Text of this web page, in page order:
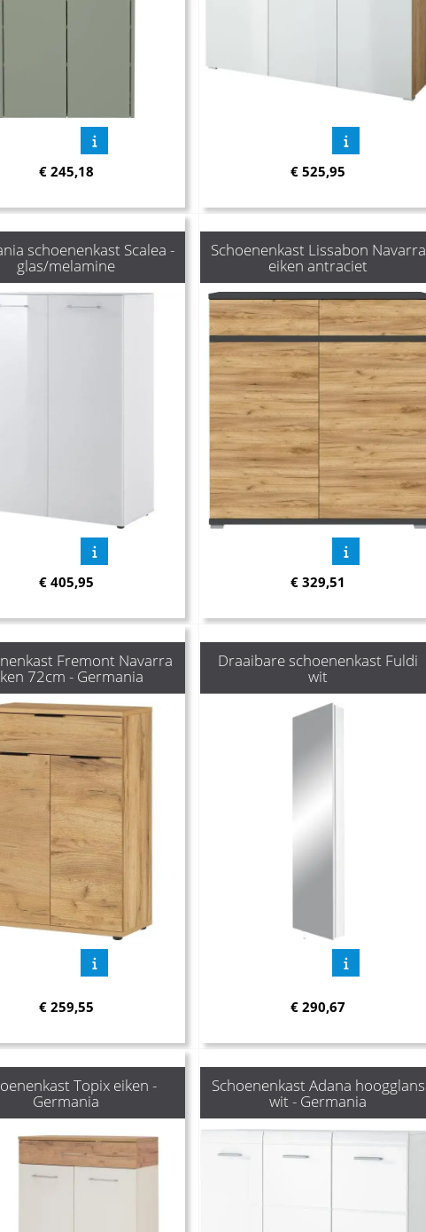
€ 245,18 €525,95
schoenenkast Scalea -
glas/melamine
€ 405,95
Schoenenkast Lissabon Navarra
eiken antraciet
€329,51
Fremont Navarra
72cm - Germania
€ 259,55
Draaibare schoenenkast Fuldi
wit
€290,67
Topix eiken -
Germania
Schoenenkast Adana hoogglans
wit - Germania